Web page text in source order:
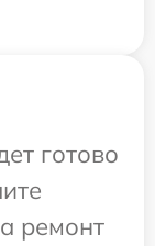
готово
ремонт